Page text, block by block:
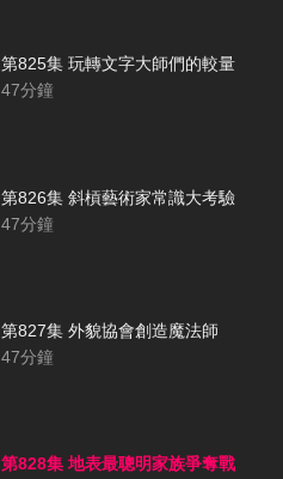
第825集 玩轉文字大師們的較量
47分鐘
第826集 斜槓藝術家常識大考驗
47分鐘
第827集 外貌協會創造魔法師
47分鐘
第828集 地表最聰明家族爭奪戰